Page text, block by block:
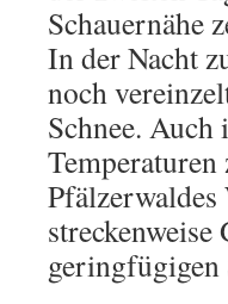
Schauernähe
In der Nacht
noch
Schnee.
Pfälzerwaldes
geringfügigen